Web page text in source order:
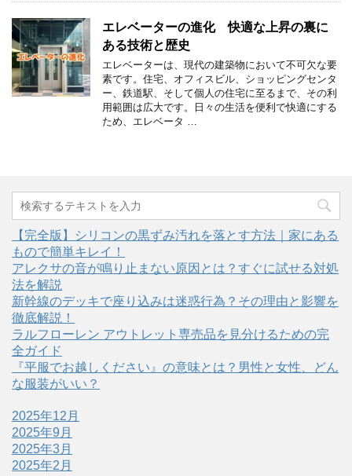
エレベーターの進化 快適な上昇の裏に
ある技術と歴史
エレベーターは、現代の建築物において不可欠な要
素です。住宅、オフィスビル、ショッピングセンタ
ー、鉄道駅、そして個人の住宅に至るまで、その利
用範囲は広大です。日々の生活を便利で快適にする
ため、エレベータ …
【完全版】シリコンの黒ずみ汚れを落とす方法｜家にある
もので簡単キレイ！
アレクサの音が鳴り止まない原因とは？すぐに試せる対処
法を解説
新幹線のデッキで座り込みは迷惑行為？その理由と影響を
徹底解説！
ラルフローレン アウトレット専売品を見分けるための完
全ガイド
『平服でお越しください』の意味とは？男性と女性、どん
な服装がいい？
2025年12月
2025年9月
2025年3月
2025年2月